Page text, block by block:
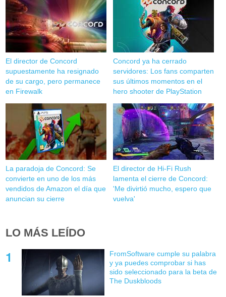
El director de Concord
supuestamente ha resignado
de su cargo, pero permanece
en Firewalk
Concord ya ha cerrado
servidores: Los fans comparten
sus últimos momentos en el
hero shooter de PlayStation
La paradoja de Concord: Se
convierte en uno de los más
vendidos de Amazon el día que
anuncian su cierre
El director de Hi-Fi Rush
lamenta el cierre de Concord:
'Me divirtió mucho, espero que
vuelva'
LO MÁS LEÍDO
FromSoftware cumple su palabra
y ya puedes comprobar si has
sido seleccionado para la beta de
The Duskbloods